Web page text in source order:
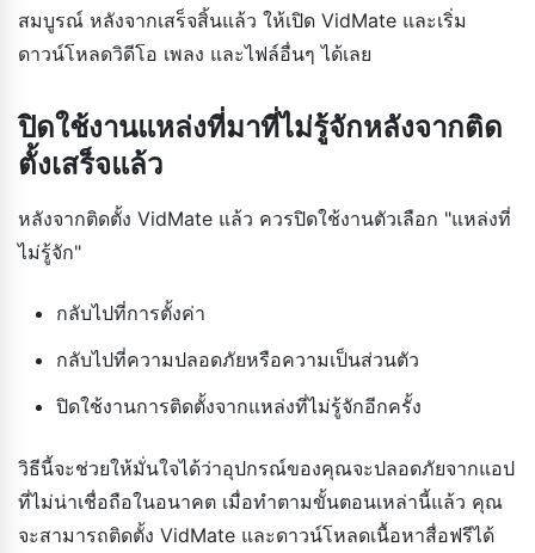
สมบูรณ์ หลังจากเสร็จสิ้นแล้ว ให้เปิด VidMate และเริ่ม
ดาวน์โหลดวิดีโอ เพลง และไฟล์อื่นๆ ได้เลย
ปิดใช้งานแหล่งที่มาที่ไม่รู้จักหลังจากติด
ตั้งเสร็จแล้ว
หลังจากติดตั้ง VidMate แล้ว ควรปิดใช้งานตัวเลือก "แหล่งที่
ไม่รู้จัก"
กลับไปที่การตั้งค่า
กลับไปที่ความปลอดภัยหรือความเป็นส่วนตัว
ปิดใช้งานการติดตั้งจากแหล่งที่ไม่รู้จักอีกครั้ง
วิธีนี้จะช่วยให้มั่นใจได้ว่าอุปกรณ์ของคุณจะปลอดภัยจากแอป
ที่ไม่น่าเชื่อถือในอนาคต เมื่อทำตามขั้นตอนเหล่านี้แล้ว คุณ
จะสามารถติดตั้ง VidMate และดาวน์โหลดเนื้อหาสื่อฟรีได้